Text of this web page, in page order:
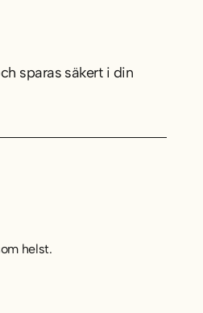
sparas säkert i din
helst.